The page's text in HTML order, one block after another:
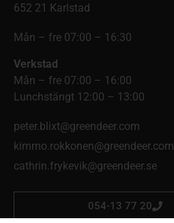
652 21 Karlstad
Mån – fre 07:00 – 16:30
Verkstad
Mån – fre 07:00 – 16:00
Lunchstängt 12:00 – 13:00
peter.blixt@greendeer.com
kimmo.rokkonen@greendeer.com
cathrin.frykevik@greendeer.se
054-13 77 20